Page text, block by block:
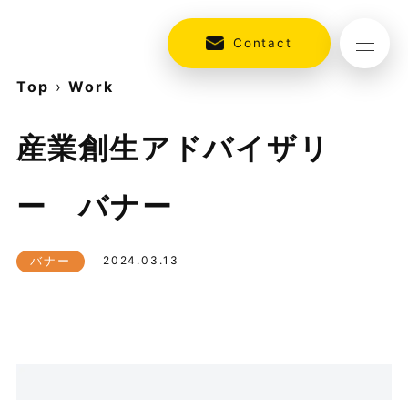
Contact
Top ›Work
産業創生アドバイザリ
ー バナー
バナー 2024.03.13